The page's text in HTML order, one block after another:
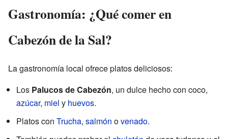
Gastronomía: ¿Qué comer en
Cabezón de la Sal?
La gastronomía local ofrece platos deliciosos:
Los Palucos de Cabezón, un dulce hecho con coco,
azúcar, miel y huevos.
Platos con Trucha, salmón ovenado.